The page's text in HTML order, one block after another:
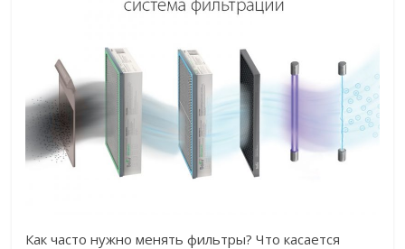
Как часто нужно менять фильтры? Что касается